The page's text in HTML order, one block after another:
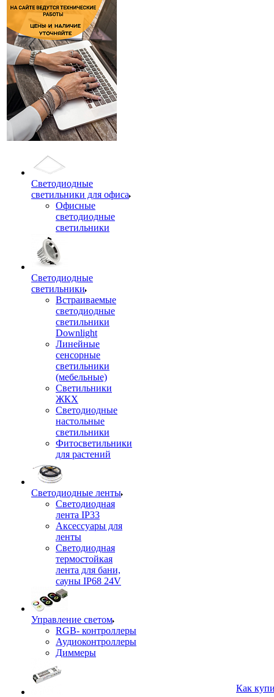
Светодиодные
светильники для офиса
Офисные
светодиодные
светильники
Светодиодные
светильники
Встраиваемые
светодиодные
светильники
Downlight
Линейные
сенсорные
светильники
(мебельные)
Светильники
ЖКХ
Светодиодные
настольные
светильники
Фитосветильники
для растений
Светодиодные ленты
Светодиодная
лента IP33
Аксессуары для
ленты
Светодиодная
термостойкая
лента для бани,
сауны IP68 24V
Управление светом
RGB- контроллеры
Аудиоконтроллеры
Диммеры
Как